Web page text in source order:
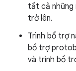
tất cả
trở lên.
Trình bổ trợ
bổ trợ
và trình bổ